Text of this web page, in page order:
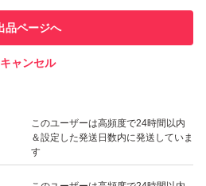
での取引実績があります
このユーザーは高頻度で24時間以内
＆設定した発送日数内に発送していま
す
品ページへ
キャンセル